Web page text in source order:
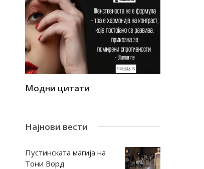
Модни цитати
Најнови вести
Пустинската магија на
Тони Ворд